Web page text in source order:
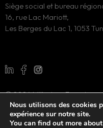
© 2024 Millesima Experience
Tous droits réservés
Site web développé par
Siège social et bureau
16, rue Lac Mariott,
Les Berges du Lac 1, 1053
Nous utilisons des cookies
expérience sur notre site.
You can find out more